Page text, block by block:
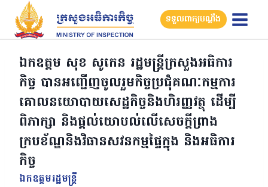
Skip
content
ទទួលពាក្យបណ្តឹង
ឯកឧត្តម សុខ សូកេន រដ្ឋមន្រ្តីក្រសួងអធិការ
កិច្ច បានអញ្ជើញចូលរួមកិច្ចប្រជុំគណៈកម្មការ
គោលនយោបាយសេដ្ឋកិច្ចនិងហិរញ្ញវត្ថុ ដើម្បី
ពិភាក្សា និងផ្តល់យោបល់លើសេចក្តីព្រាង
ក្របខ័ណ្ឌនិងវិធានសវនកម្មផ្ទៃក្នុង និងអធិការ
កិច្ច
ឯកឧត្ដមរដ្ឋមន្ត្រី